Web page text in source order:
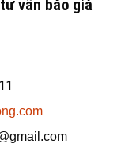
vấn báo giá